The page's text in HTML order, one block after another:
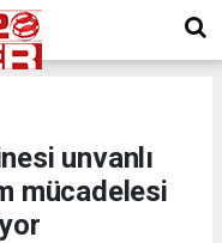
unvanlı
mücadelesi